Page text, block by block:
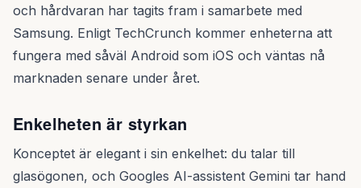
och hårdvaran har tagits fram i samarbete med
Samsung. Enligt TechCrunch kommer enheterna att
fungera med såväl Android som iOS och väntas nå
marknaden senare under året.
Enkelheten är styrkan
Konceptet är elegant i sin enkelhet: du talar till
glasögonen, och Googles AI-assistent Gemini tar hand